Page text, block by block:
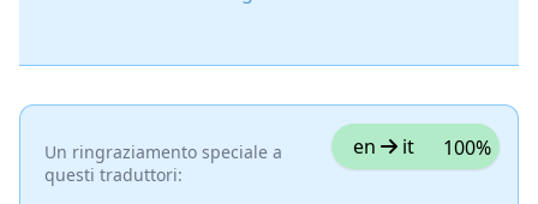
Un ringraziamento speciale a
questi traduttori:
en it 100%